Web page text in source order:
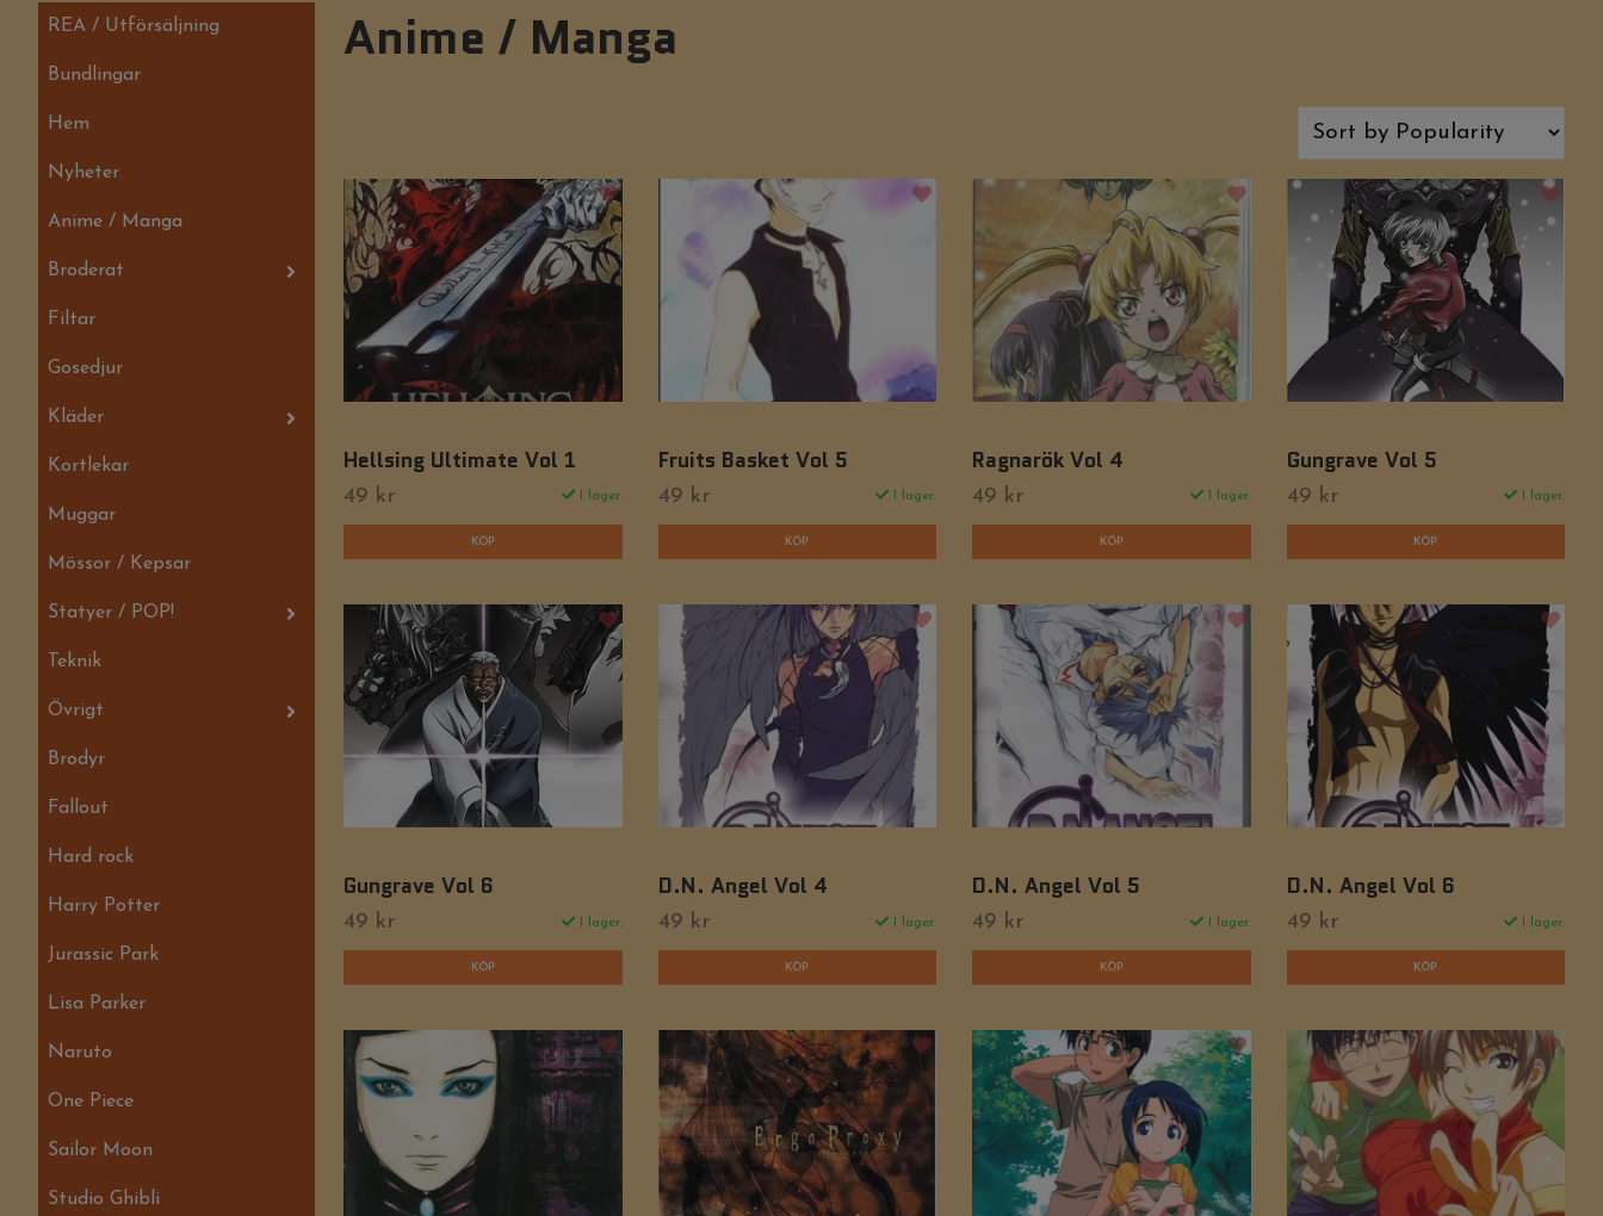
REA / Utförsäljning
Bundlingar
Hem
Nyheter
Anime / Manga
Broderat
Filtar
Gosedjur
Kläder
Kortlekar
Muggar
Mössor / Kepsar
Statyer / POP!
Teknik
Övrigt
Brodyr
Fallout
Hard rock
Harry Potter
Jurassic Park
Lisa Parker
Naruto
One Piece
Sailor Moon
Studio Ghibli
Anime / Manga
Hellsing Ultimate Vol 1
49 kr I lager.
Fruits Basket Vol 5
49 kr I lager.
Ragnarök Vol 4
49 kr I lager.
Gungrave Vol 5
49 kr I lager.
Gungrave Vol 6
49 kr I lager.
D.N. Angel Vol 4
49 kr I lager.
D.N. Angel Vol 5
49 kr I lager.
D.N. Angel Vol 6
49 kr I lager.